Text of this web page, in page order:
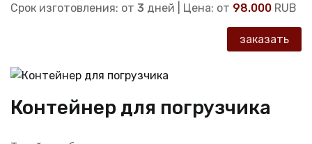
Срок изготовления: от 3 дней | Цена: от 98.000 RUB
заказать
Контейнер для погрузчика